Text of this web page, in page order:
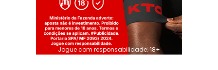
Jogue com responsabilidade. 18+